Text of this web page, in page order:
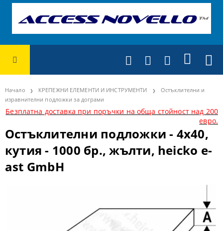
Начало КРЕПЕЖНИ ЕЛЕМЕНТИ И ИНСТРУМЕНТИ
Остъклителни и
изравнителни подложки за дограми
Безплатна доставка при поръчки на обща стойност над 200
евро.
Остъклителни подложки - 4х40,
кутия - 1000 бр., жълти, heicko e-
ast GmbH